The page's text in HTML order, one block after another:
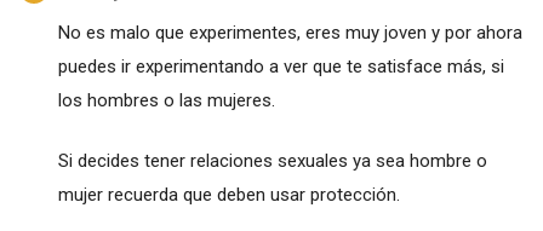
No es malo que experimentes, eres muy joven y por ahora
puedes ir experimentando a ver que te satisface más, si
los hombres o las mujeres.
Si decides tener relaciones sexuales ya sea hombre o
mujer recuerda que deben usar protección.